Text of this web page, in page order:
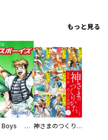
もっと見る
Base Boys 新装版 神さまのつくりかた。スーパー大合本